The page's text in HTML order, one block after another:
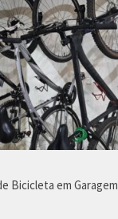
Bicicleta em Garagem